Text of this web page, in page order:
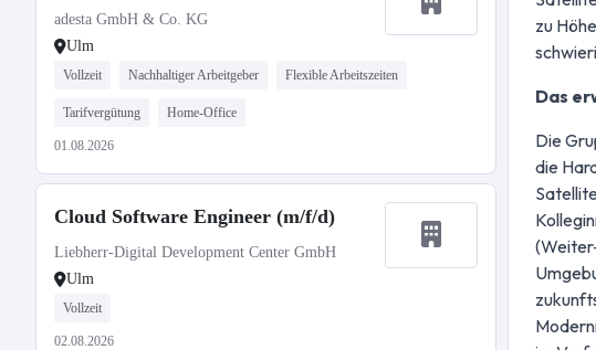
adesta GmbH & Co. KG
Ulm
Vollzeit Nachhaltiger Arbeitgeber Flexible Arbeitszeiten
Tarifvergütung Home-Office
01.08.2026
Cloud Software Engineer (m/f/d)
Liebherr-Digital Development Center GmbH
Ulm
Vollzeit
02.08.2026